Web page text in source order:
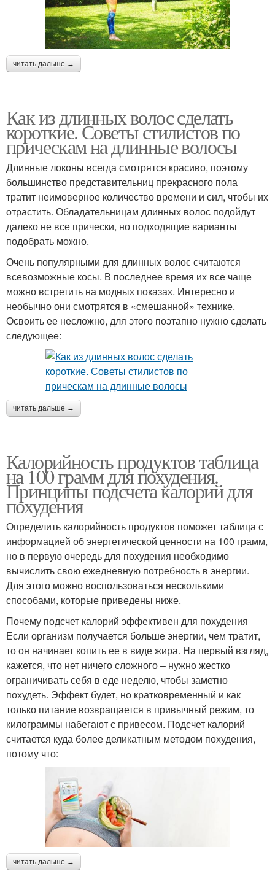
читать дальше →
Как из длинных волос сделать
короткие. Советы стилистов по
прическам на длинные волосы
Длинные локоны всегда смотрятся красиво, поэтому
большинство представительниц прекрасного пола
тратит неимоверное количество времени и сил, чтобы их
отрастить. Обладательницам длинных волос подойдут
далеко не все прически, но подходящие варианты
подобрать можно.
Очень популярными для длинных волос считаются
всевозможные косы. В последнее время их все чаще
можно встретить на модных показах. Интересно и
необычно они смотрятся в «смешанной» технике.
Освоить ее несложно, для этого поэтапно нужно сделать
следующее:
читать дальше →
Калорийность продуктов таблица
на 100 грамм для похудения.
Принципы подсчета калорий для
похудения
Определить калорийность продуктов поможет таблица с
информацией об энергетической ценности на 100 грамм,
но в первую очередь для похудения необходимо
вычислить свою ежедневную потребность в энергии.
Для этого можно воспользоваться несколькими
способами, которые приведены ниже.
Почему подсчет калорий эффективен для похудения
Если организм получается больше энергии, чем тратит,
то он начинает копить ее в виде жира. На первый взгляд,
кажется, что нет ничего сложного – нужно жестко
ограничивать себя в еде неделю, чтобы заметно
похудеть. Эффект будет, но кратковременный и как
только питание возвращается в привычный режим, то
килограммы набегают с привесом. Подсчет калорий
считается куда более деликатным методом похудения,
потому что:
читать дальше →